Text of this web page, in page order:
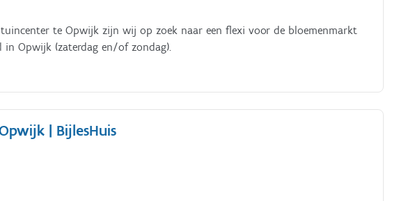
te Opwijk zijn wij op zoek naar een flexi voor de bloemenmarkt
Opwijk (zaterdag en/of zondag).
| BijlesHuis